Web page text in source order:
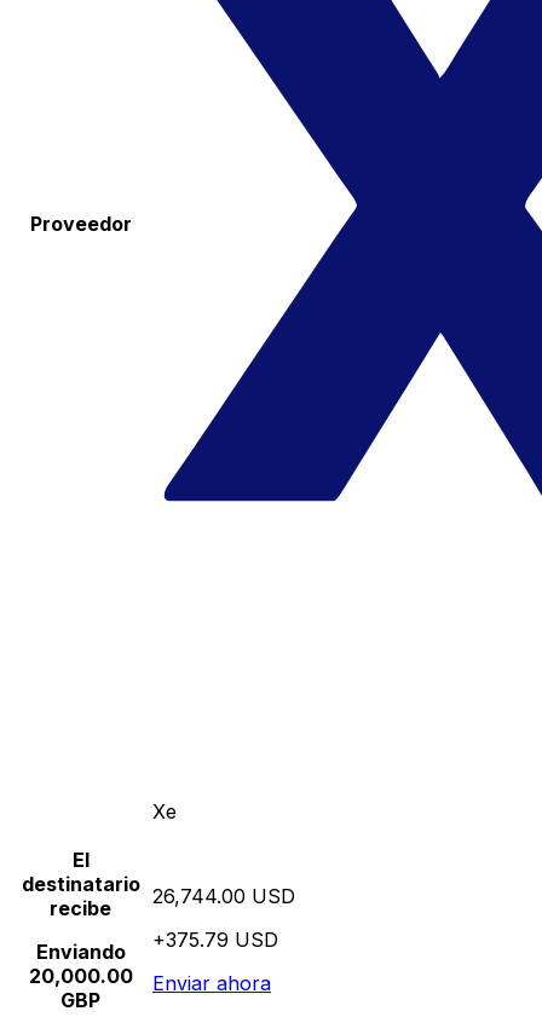
Proveedor
Xe
El
destinatario
recibe
Enviando
20,000.00
GBP
26,744.00 USD
+375.79 USD
Enviar ahora